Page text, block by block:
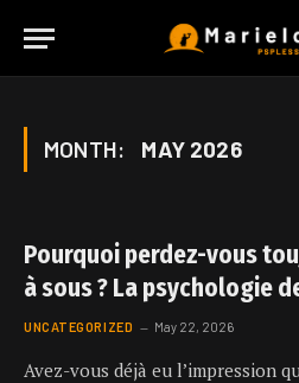
MONTH: MAY 2026
Pourquoi perdez-vous
à sous ? La psychologie
UNCATEGORIZED May 22, 2026
Avez-vous déjà eu l’impression